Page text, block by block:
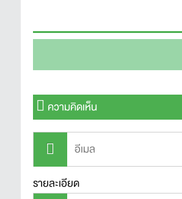
ความคิดเห็น
รายละเอียด